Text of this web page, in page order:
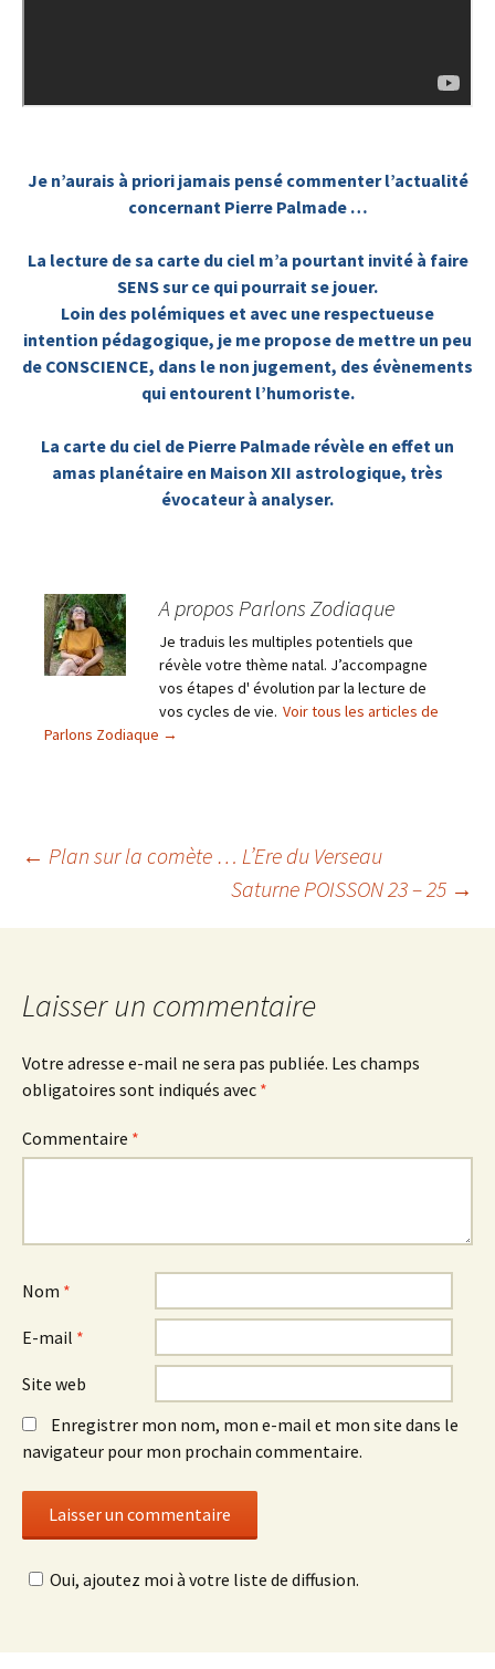
Je n’aurais à priori jamais pensé commenter l’actualité
concernant Pierre Palmade …
La lecture de sa carte du ciel m’a pourtant invité à faire
SENS sur ce qui pourrait se jouer.
Loin des polémiques et avec une respectueuse
intention pédagogique, je me propose de mettre un peu
de CONSCIENCE, dans le non jugement, des évènements
qui entourent l’humoriste.
La carte du ciel de Pierre Palmade révèle en effet un
amas planétaire en Maison XII astrologique, très
évocateur à analyser.
A propos Parlons Zodiaque
Je traduis les multiples potentiels que
révèle votre thème natal. J’accompagne
vos étapes d' évolution par la lecture de
vos cycles de vie. Voir tous les articles de
Parlons Zodiaque →
Navigation
des
articles
← Plan sur la comète … L’Ere du Verseau
Saturne POISSON 23 – 25 →
Laisser un commentaire
Votre adresse e-mail ne sera pas publiée. Les champs
obligatoires sont indiqués avec *
Commentaire *
Nom *
E-mail *
Site web
Enregistrer mon nom, mon e-mail et mon site dans le
navigateur pour mon prochain commentaire.
Oui, ajoutez moi à votre liste de diffusion.